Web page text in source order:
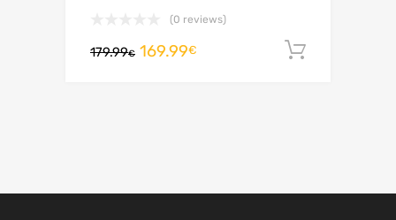
(0 reviews)
179.99€ 169.99€